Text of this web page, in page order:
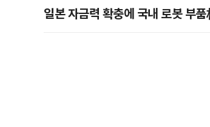
일본 자금력 확충에 국내 로봇 부